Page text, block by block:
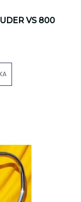
VS 800